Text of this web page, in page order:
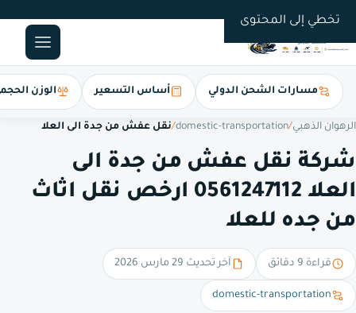
تخطي إلى المحتوى
مسارات الشحن الدولي أساس التسعير الوزن
الرهوان الذهبي/
domestic-transportation
/نقل عفش من جدة الى العلا
شركة نقل عفش من جدة الى
العلا 0561247112 ارخص نقل اثاث
من جده للعلا
قراءة 9 دقائق آخر تحديث 29 مارس 2026
domestic-transportation